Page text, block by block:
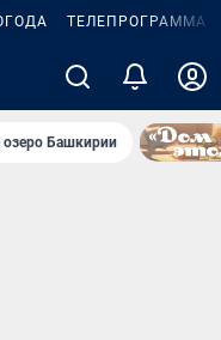
ТЕЛЕПРОГРАММА
озеро Башкирии